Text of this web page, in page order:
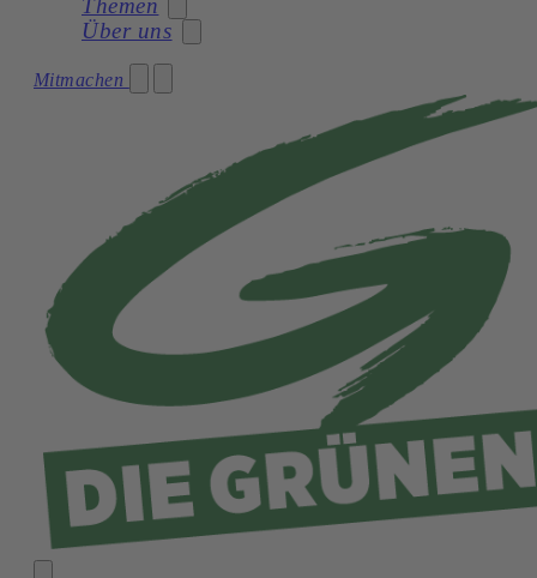
Stadträtin
Gemeinderatswahl 2024 – Unser Team
Soziales
Verkehr und Mobilität
Kultur
Natur und Umwelt
Demokratie
Über uns
Unsere Statuten
Geschichte
Mitmachen